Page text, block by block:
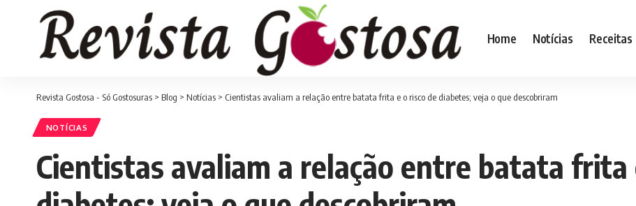
Home Notícias Receitas
Revista Gostosa - Só Gostosuras > Blog > Notícias > Cientistas avaliam a relação entre batata frita e o risco de diabetes; veja o que descobriram
NOTÍCIAS
Cientistas avaliam a relação entre batata frita